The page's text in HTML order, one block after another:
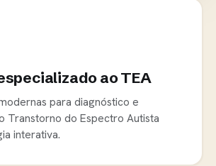
ao TEA
para diagnóstico e
Transtorno do Espectro Autista
interativa.